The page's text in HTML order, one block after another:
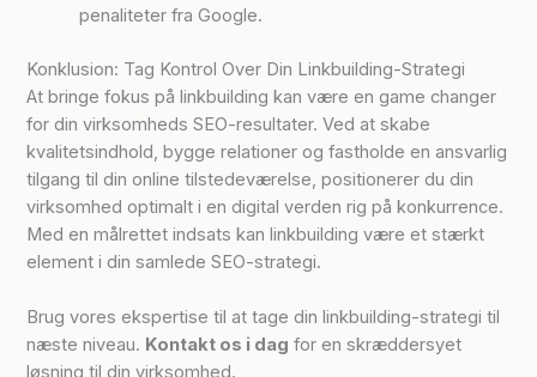
penaliteter fra Google.
Konklusion: Tag Kontrol Over Din Linkbuilding-Strategi
At bringe fokus på linkbuilding kan være en game changer
for din virksomheds SEO-resultater. Ved at skabe
kvalitetsindhold, bygge relationer og fastholde en ansvarlig
tilgang til din online tilstedeværelse, positionerer du din
virksomhed optimalt i en digital verden rig på konkurrence.
Med en målrettet indsats kan linkbuilding være et stærkt
element i din samlede SEO-strategi.
Brug vores ekspertise til at tage din linkbuilding-strategi til
næste niveau. Kontakt os i dag for en skræddersyet
løsning til din virksomhed.